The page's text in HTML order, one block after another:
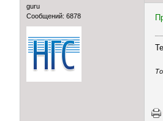
guru
Сообщений: 6878